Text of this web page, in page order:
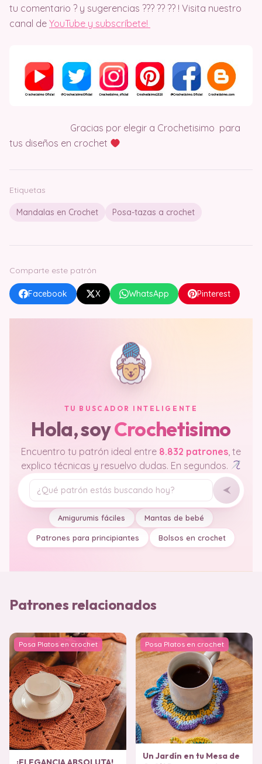
tu comentario ?️ y sugerencias ??‍? ?? ?? ! Visita nuestro
canal de YouTube y subscríbete!
Gracias por elegir a Crochetisimo para
tus diseños en crochet
Etiquetas
Mandalas en Crochet Posa-tazas a crochet
Comparte este patrón
Facebook X WhatsApp Pinterest
TU BUSCADOR INTELIGENTE
Hola, soyCrochetisimo
Encuentro tu patrón ideal entre 8.832 patrones , te
explico técnicas y resuelvo dudas. En segundos.
Tu pregunta
Amigurumis fáciles Mantas de bebé
Patrones para principiantes Bolsos en crochet
Patrones relacionados
Posa Platos en crochet Posa Platos en crochet
Un Jardín en tu Mesa de